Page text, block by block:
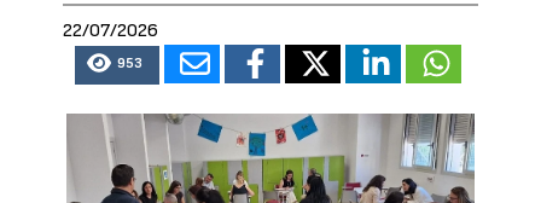
22/07/2026
953